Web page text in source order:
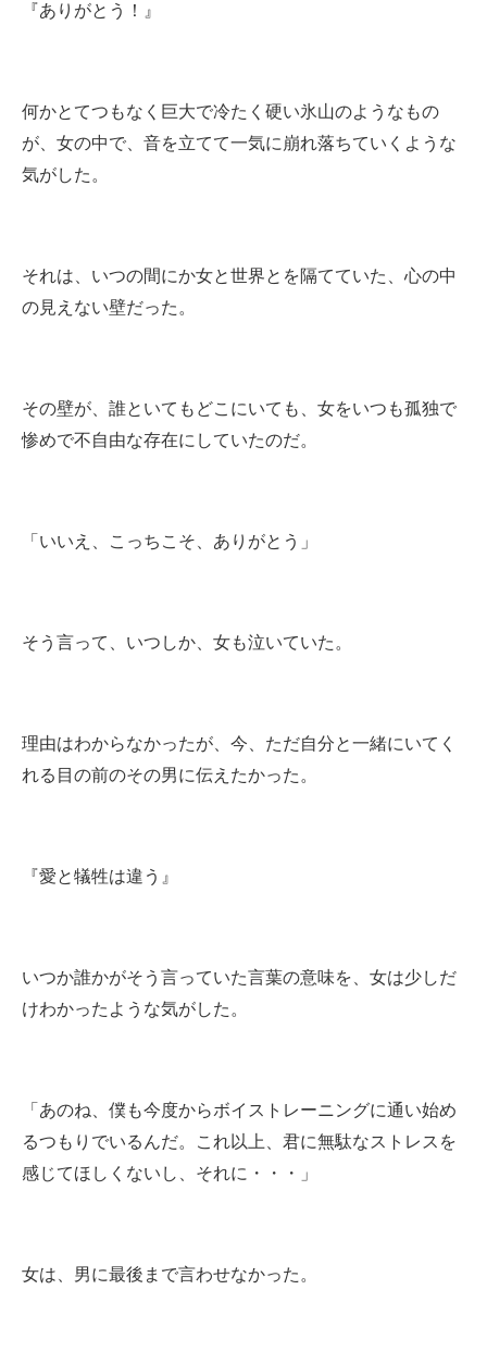
『ありがとう！』
何かとてつもなく巨大で冷たく硬い氷山のようなもの
が、女の中で、音を立てて一気に崩れ落ちていくような
気がした。
それは、いつの間にか女と世界とを隔てていた、心の中
の見えない壁だった。
その壁が、誰といてもどこにいても、女をいつも孤独で
惨めで不自由な存在にしていたのだ。
「いいえ、こっちこそ、ありがとう」
そう言って、いつしか、女も泣いていた。
理由はわからなかったが、今、ただ自分と一緒にいてく
れる目の前のその男に伝えたかった。
『愛と犠牲は違う』
いつか誰かがそう言っていた言葉の意味を、女は少しだ
けわかったような気がした。
「あのね、僕も今度からボイストレーニングに通い始め
るつもりでいるんだ。これ以上、君に無駄なストレスを
感じてほしくないし、それに・・・」
女は、男に最後まで言わせなかった。